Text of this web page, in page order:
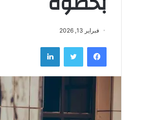
فبراير 13, 2026
فيسبوك تويتر لينكدإن